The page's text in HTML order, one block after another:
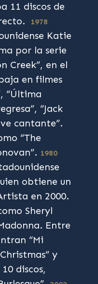
11 discos de
1978
Katie
por la serie
Creek”, en el
en filmes
“Última
“Jack
cantante”.
“The
1980
obtiene un
en 2000.
Sheryl
Entre
“Mi
y
discos,